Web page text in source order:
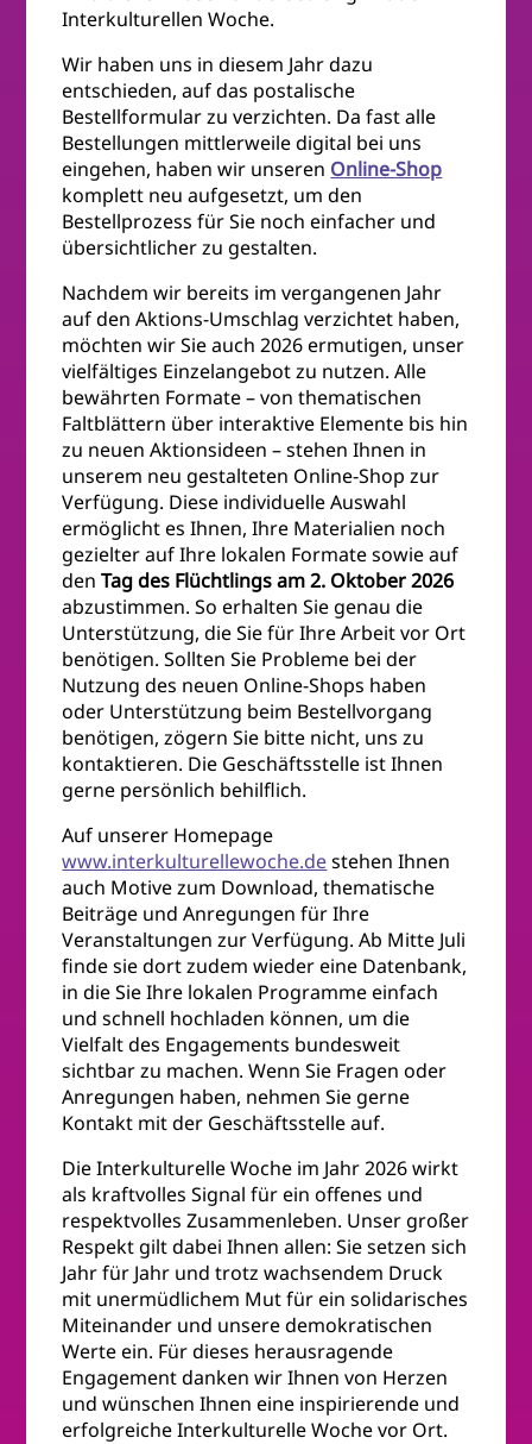
Interkulturellen Woche.
Wir haben uns in diesem Jahr dazu
entschieden, auf das postalische
Bestellformular zu verzichten. Da fast alle
Bestellungen mittlerweile digital bei uns
eingehen, haben wir unseren Online-Shop
komplett neu aufgesetzt, um den
Bestellprozess für Sie noch einfacher und
übersichtlicher zu gestalten.
Nachdem wir bereits im vergangenen Jahr
auf den Aktions-Umschlag verzichtet haben,
möchten wir Sie auch 2026 ermutigen, unser
vielfältiges Einzelangebot zu nutzen. Alle
bewährten Formate – von thematischen
Faltblättern über interaktive Elemente bis hin
zu neuen Aktionsideen – stehen Ihnen in
unserem neu gestalteten Online-Shop zur
Verfügung. Diese individuelle Auswahl
ermöglicht es Ihnen, Ihre Materialien noch
gezielter auf Ihre lokalen Formate sowie auf
denTag des Flüchtlings am 2. Oktober 2026
abzustimmen. So erhalten Sie genau die
Unterstützung, die Sie für Ihre Arbeit vor Ort
benötigen. Sollten Sie Probleme bei der
Nutzung des neuen Online-Shops haben
oder Unterstützung beim Bestellvorgang
benötigen, zögern Sie bitte nicht, uns zu
kontaktieren. Die Geschäftsstelle ist Ihnen
gerne persönlich behilflich.
Auf unserer Homepage
www.interkulturellewoche.destehen Ihnen
auch Motive zum Download, thematische
Beiträge und Anregungen für Ihre
Veranstaltungen zur Verfügung. Ab Mitte Juli
finde sie dort zudem wieder eine Datenbank,
in die Sie Ihre lokalen Programme einfach
und schnell hochladen können, um die
Vielfalt des Engagements bundesweit
sichtbar zu machen. Wenn Sie Fragen oder
Anregungen haben, nehmen Sie gerne
Kontakt mit der Geschäftsstelle auf.
Die Interkulturelle Woche im Jahr 2026 wirkt
als kraftvolles Signal für ein offenes und
respektvolles Zusammenleben. Unser großer
Respekt gilt dabei Ihnen allen: Sie setzen sich
Jahr für Jahr und trotz wachsendem Druck
mit unermüdlichem Mut für ein solidarisches
Miteinander und unsere demokratischen
Werte ein. Für dieses herausragende
Engagement danken wir Ihnen von Herzen
und wünschen Ihnen eine inspirierende und
erfolgreiche Interkulturelle Woche vor Ort.